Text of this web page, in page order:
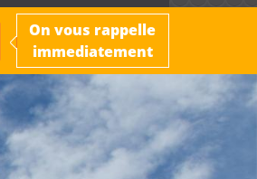
On vous rappelle
immediatement